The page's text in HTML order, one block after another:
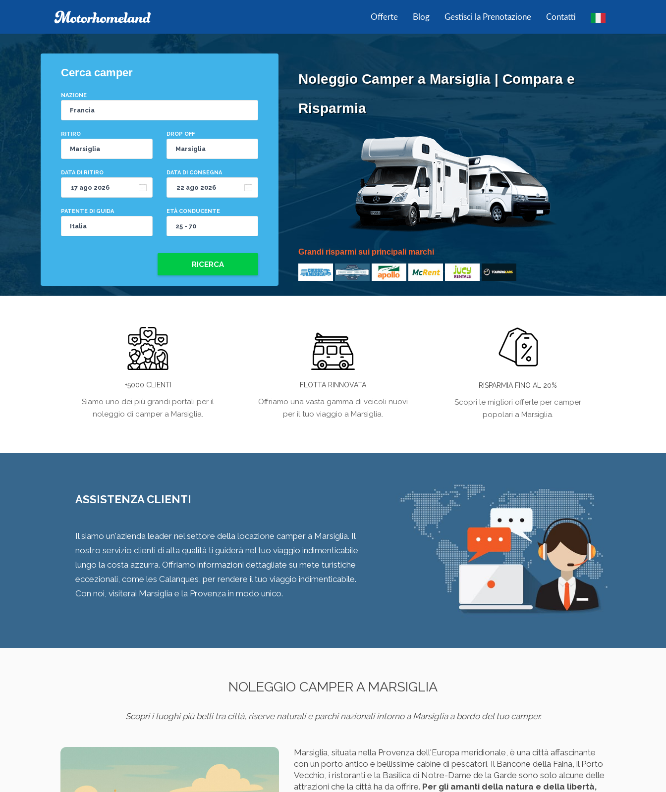
Offerte Blog Gestisci la Prenotazione Contatti
Cerca camper
NAZIONE
RITIRO DROP OFF
DATA DI RITIRO DATA DI CONSEGNA
PATENTE DI GUIDA ETÀ CONDUCENTE
RICERCA
Noleggio Camper a Marsiglia | Compara e
Risparmia
Grandi risparmi sui principali marchi
+5000 CLIENTI
Siamo uno dei più grandi portali per il
noleggio di camper a Marsiglia.
FLOTTA RINNOVATA
Offriamo una vasta gamma di veicoli nuovi
per il tuo viaggio a Marsiglia.
RISPARMIA FINO AL 20%
Scopri le migliori offerte per camper
popolari a Marsiglia.
ASSISTENZA CLIENTI
Il siamo un'azienda leader nel settore della locazione camper a Marsiglia. Il
nostro servizio clienti di alta qualità ti guiderà nel tuo viaggio indimenticabile
lungo la costa azzurra. Offriamo informazioni dettagliate su mete turistiche
eccezionali, come les Calanques, per rendere il tuo viaggio indimenticabile.
Con noi, visiterai Marsiglia e la Provenza in modo unico.
NOLEGGIO CAMPER A MARSIGLIA
Scopri i luoghi più belli tra città, riserve naturali e parchi nazionali intorno a Marsiglia a bordo del tuo camper.
Marsiglia, situata nella Provenza dell'Europa meridionale, è una città affascinante
con un porto antico e bellissime cabine di pescatori. Il Bancone della Faina, il Porto
Vecchio, i ristoranti e la Basilica di Notre-Dame de la Garde sono solo alcune delle
attrazioni che la città ha da offrire. Per gli amanti della natura e della libertà,